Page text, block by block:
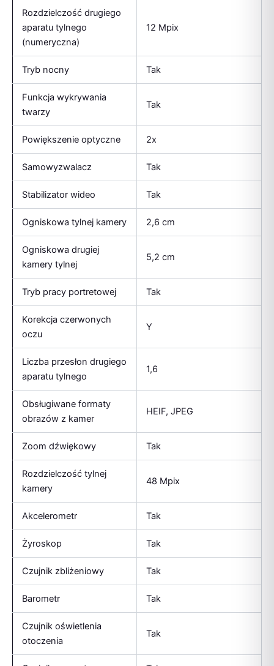
Rozdzielczość drugiego
aparatu tylnego
(numeryczna)
12 Mpix
Tryb nocny Tak
Funkcja wykrywania
twarzy
Tak
Powiększenie optyczne 2x
Samowyzwalacz Tak
Stabilizator wideo Tak
Ogniskowa tylnej kamery 2,6 cm
Ogniskowa drugiej
kamery tylnej
5,2 cm
Tryb pracy portretowej Tak
Korekcja czerwonych
oczu
Y
Liczba przesłon drugiego
aparatu tylnego
1,6
Obsługiwane formaty
obrazów z kamer
HEIF, JPEG
Zoom dźwiękowy Tak
Rozdzielczość tylnej
kamery
48 Mpix
Akcelerometr Tak
Żyroskop Tak
Czujnik zbliżeniowy Tak
Barometr Tak
Czujnik oświetlenia
otoczenia
Tak